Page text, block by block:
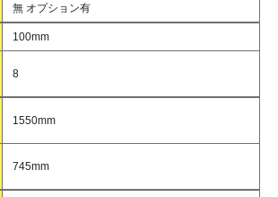
無 オプション有
100mm
8
1550mm
745mm